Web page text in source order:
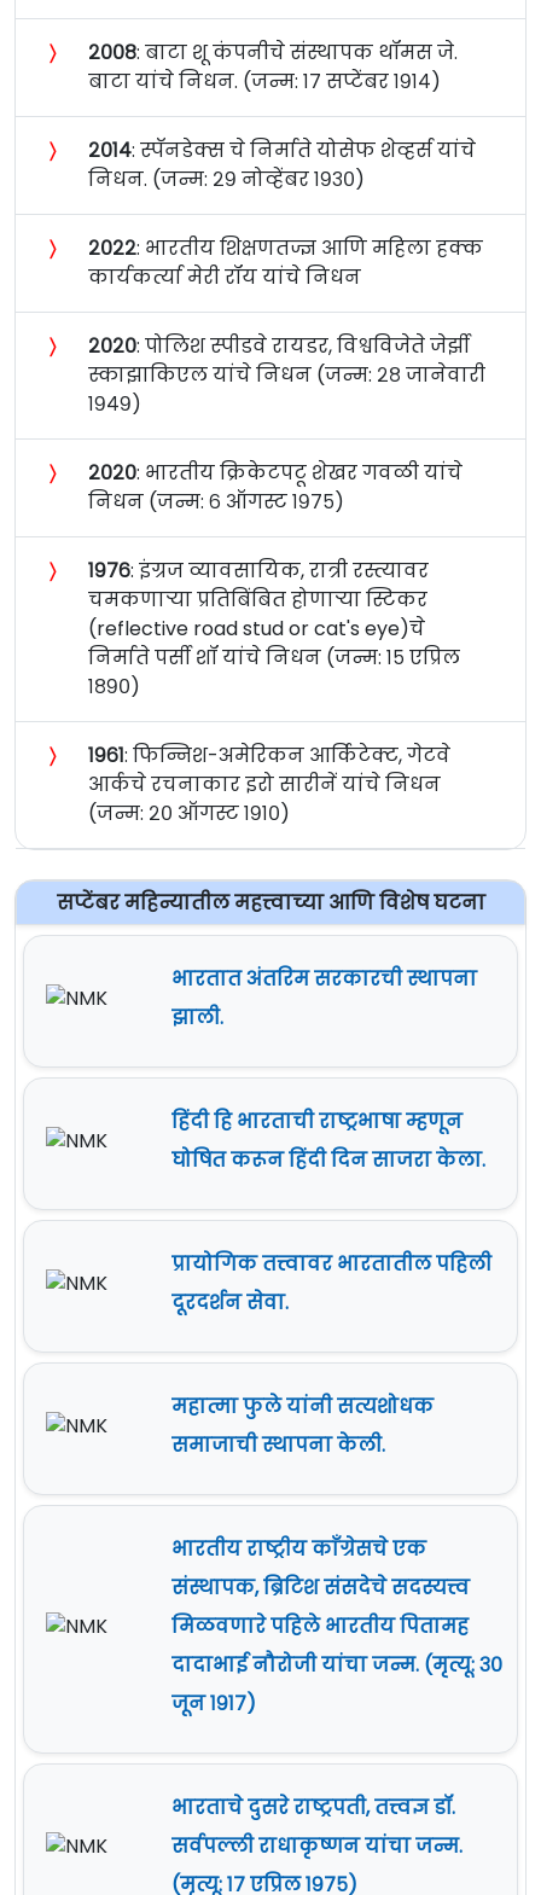
〉 २००८: बाटा शू कंपनीचे संस्थापक थॉमस जे.
बाटा यांचे निधन. (जन्म: १७ सप्टेंबर १९१४)
〉 २०१४: स्पॅनडेक्स चे निर्माते योसेफ शेव्हर्स यांचे
निधन. (जन्म: २९ नोव्हेंबर १९३०)
〉 २०२२: भारतीय शिक्षणतज्ज्ञ आणि महिला हक्क
कार्यकर्त्या मेरी रॉय यांचे निधन
〉 २०२०: पोलिश स्पीडवे रायडर, विश्वविजेते जेर्झी
स्काझाकिएल यांचे निधन (जन्म: २८ जानेवारी
१९४९)
〉 २०२०: भारतीय क्रिकेटपटू शेखर गवळी यांचे
निधन (जन्म: ६ ऑगस्ट १९७५)
〉 १९७६: इंग्रज व्यावसायिक, रात्री रस्त्यावर
चमकणाऱ्या प्रतिबिंबित होणाऱ्या स्टिकर
(reflective road stud or cat's eye)चे
निर्माते पर्सी शॉ यांचे निधन (जन्म: १५ एप्रिल
१८९०)
〉 १९६१: फिन्निश-अमेरिकन आर्किटेक्ट, गेटवे
आर्कचे रचनाकार इरो सारीनें यांचे निधन
(जन्म: २० ऑगस्ट १९१०)
सप्टेंबर महिन्यातील महत्त्वाच्या आणि विशेष घटना
भारतात अंतरिम सरकारची स्थापना
झाली.
हिंदी हि भारताची राष्ट्रभाषा म्हणून
घोषित करून हिंदी दिन साजरा केला.
प्रायोगिक तत्त्वावर भारतातील पहिली
दूरदर्शन सेवा.
महात्मा फुले यांनी सत्यशोधक
समाजाची स्थापना केली.
भारतीय राष्ट्रीय काँग्रेसचे एक
संस्थापक, ब्रिटिश संसदेचे सदस्यत्त्व
मिळवणारे पहिले भारतीय पितामह
दादाभाई नौरोजी यांचा जन्म. (मृत्यू: ३०
जून १९१७)
भारताचे दुसरे राष्ट्रपती, तत्त्वज्ञ डॉ.
सर्वपल्ली राधाकृष्णन यांचा जन्म.
(मृत्यू: १७ एप्रिल १९७५)